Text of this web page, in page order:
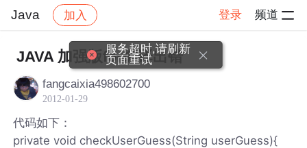
Java 加入 登录 频道
社区 Java 帖子详情
JAVA 加强版for编译出错
fangcaixia498602700
2012-01-29
代码如下：
private void checkUserGuess(String userGuess){
服务超时,请刷新
页面重试